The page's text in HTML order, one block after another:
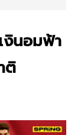
งินอมฟ้า
ติ